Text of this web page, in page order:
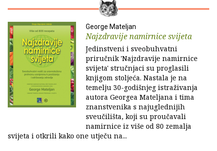
George Mateljan
Najzdravije namirnice svijeta
Jedinstveni i sveobuhvatni
priručnik 'Najzdravije namirnice
svijeta' stručnjaci su proglasili
knjigom stoljeća. Nastala je na
temelju 30-godišnjeg istraživanja
autora Georgea Mateljana i tima
znanstvenika s najuglednijih
sveučilišta, koji su proučavali
namirnice iz više od 80 zemalja
svijeta i otkrili kako one utječu na...